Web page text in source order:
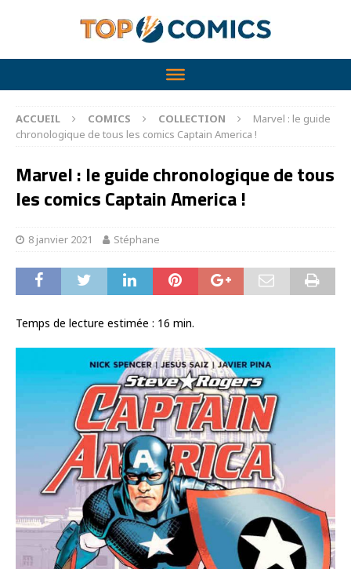
ACCUEIL COMICS COLLECTION
Marvel : le guide
chronologique de tous les comics Captain America !
Marvel : le guide chronologique de tous
les comics Captain America !
8 janvier 2021 Stéphane
Temps de lecture estimée : 16 min.